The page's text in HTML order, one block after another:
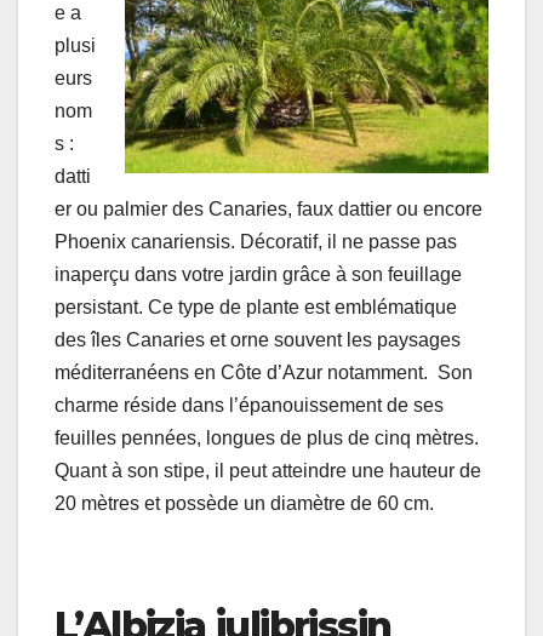
e a
plusi
eurs
nom
s :
datti
er ou palmier des Canaries, faux dattier ou encore
Phoenix canariensis. Décoratif, il ne passe pas
inaperçu dans votre jardin grâce à son feuillage
persistant. Ce type de plante est emblématique
des îles Canaries et orne souvent les paysages
méditerranéens en Côte d’Azur notamment. Son
charme réside dans l’épanouissement de ses
feuilles pennées, longues de plus de cinq mètres.
Quant à son stipe, il peut atteindre une hauteur de
20 mètres et possède un diamètre de 60 cm.
L’Albizia julibrissin